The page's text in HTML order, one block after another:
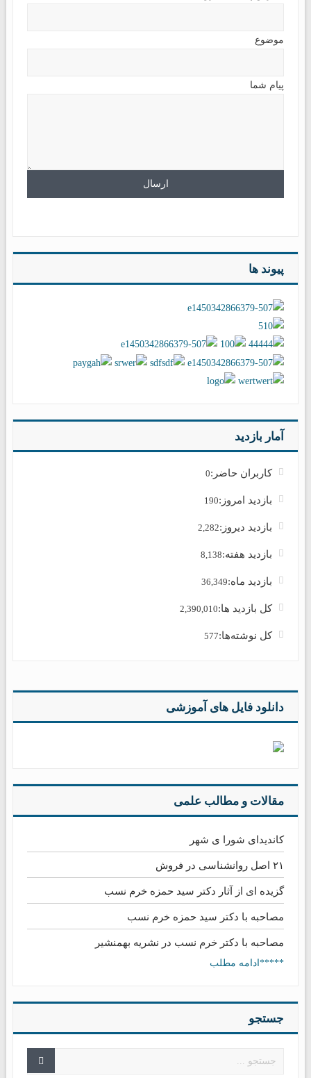
موضوع
پیام شما
پیوند ها
آمار بازدید
کاربران حاضر:0
بازدید امروز:190
بازدید دیروز:2,282
بازدید هفته:8,138
بازدید ماه:36,349
کل بازدید ها:2,390,010
کل نوشته‌ها:577
دانلود فایل های آموزشی
مقالات و مطالب علمی
کاندیدای شورا ی شهر
۲۱ اصل روانشناسی در فروش
گزیده ای از آثار دکتر سید حمزه خرم نسب
مصاحبه با دکتر سید حمزه خرم نسب
مصاحبه با دکتر خرم نسب در نشریه بهمنشیر
*****ادامه مطلب
جستجو